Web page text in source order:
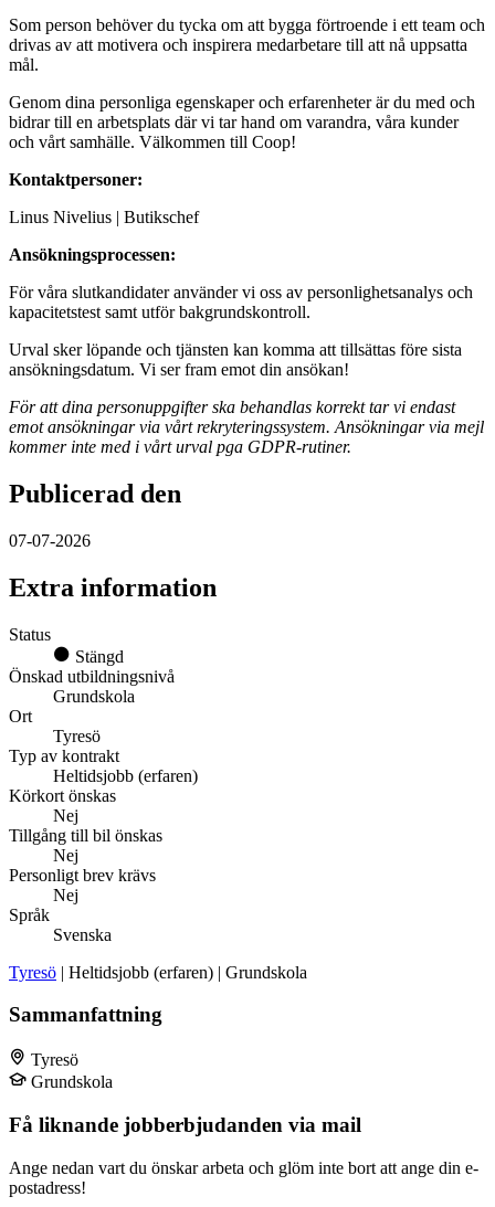
Som person behöver du tycka om att bygga förtroende i ett team och
drivas av att motivera och inspirera medarbetare till att nå uppsatta
mål.
Genom dina personliga egenskaper och erfarenheter är du med och
bidrar till en arbetsplats där vi tar hand om varandra, våra kunder
och vårt samhälle. Välkommen till Coop!
Kontaktpersoner:
Linus Nivelius | Butikschef
Ansökningsprocessen:
För våra slutkandidater använder vi oss av personlighetsanalys och
kapacitetstest samt utför bakgrundskontroll.
Urval sker löpande och tjänsten kan komma att tillsättas före sista
ansökningsdatum. Vi ser fram emot din ansökan!
För att dina personuppgifter ska behandlas korrekt tar vi endast
emot ansökningar via vårt rekryteringssystem. Ansökningar via mejl
kommer inte med i vårt urval pga GDPR-rutiner.
Publicerad den
07-07-2026
Extra information
Status
Stängd
Önskad utbildningsnivå
Grundskola
Ort
Tyresö
Typ av kontrakt
Heltidsjobb (erfaren)
Körkort önskas
Nej
Tillgång till bil önskas
Nej
Personligt brev krävs
Nej
Språk
Svenska
Tyresö | Heltidsjobb (erfaren) | Grundskola
Sammanfattning
Tyresö
Grundskola
Få liknande jobberbjudanden via mail
Ange nedan vart du önskar arbeta och glöm inte bort att ange din e-
postadress!